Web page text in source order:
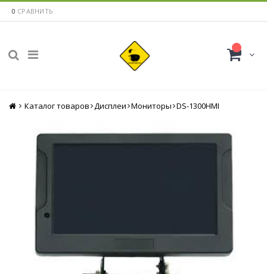
0 СРАВНИТЬ
Главная
Каталог товаров Дисплеи Мониторы DS-1300HMI